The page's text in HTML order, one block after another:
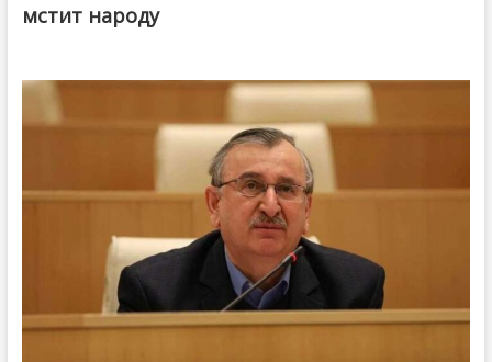
мстит народу